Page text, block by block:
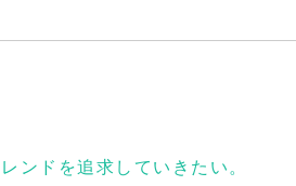
ンドを追求していきたい。